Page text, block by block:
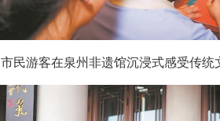
市民游客在泉州非遗馆沉浸式感受传统